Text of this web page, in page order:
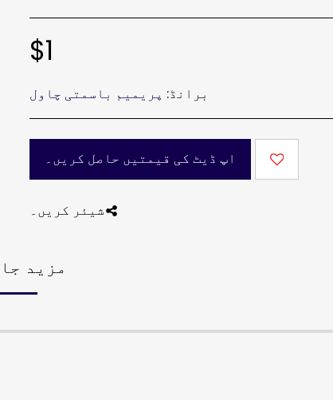
$1
برانڈ: پریمیم باسمتی چاول
اپ ڈیٹ کی قیمتیں حاصل کریں۔
شیئر کریں۔
مزید